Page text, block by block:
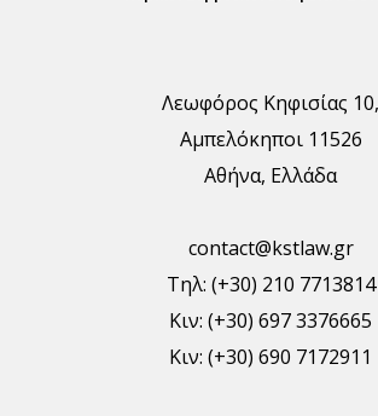
Λεωφόρος Κηφισίας 10,
Αμπελόκηποι 11526
Αθήνα, Ελλάδα
contact@kstlaw.gr
Τηλ: (+30) 210 7713814
Κιν: (+30) 697 3376665
Κιν: (+30) 690 7172911